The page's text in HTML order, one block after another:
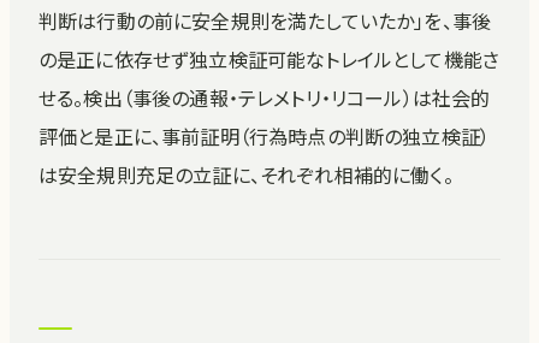
判断は行動の前に安全規則を満たしていたか」を、事後
の是正に依存せず独立検証可能なトレイルとして機能さ
せる。検出（事後の通報・テレメトリ・リコール）は社会的
評価と是正に、事前証明（行為時点の判断の独立検証）
は安全規則充足の立証に、それぞれ相補的に働く。